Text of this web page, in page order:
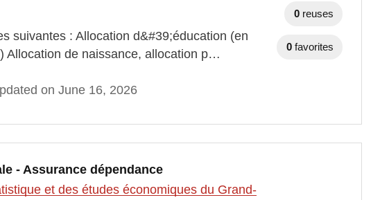
suivantes : Allocation d&#39;éducation (en
Allocation de naissance, allocation p…
on June 16, 2026
0 reuses
0 favorites
- Assurance dépendance
et des études économiques du Grand-